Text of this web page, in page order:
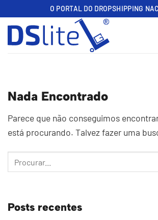
to
content
O PORTAL DO DROPSHIPPING
Nada Encontrado
Parece que não conseguimos
está procurando. Talvez fazer uma
Posts recentes